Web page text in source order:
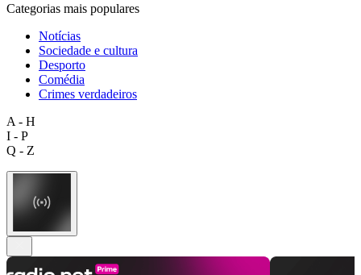
Categorias mais populares
Notícias
Sociedade e cultura
Desporto
Comédia
Crimes verdadeiros
A - H
I - P
Q - Z